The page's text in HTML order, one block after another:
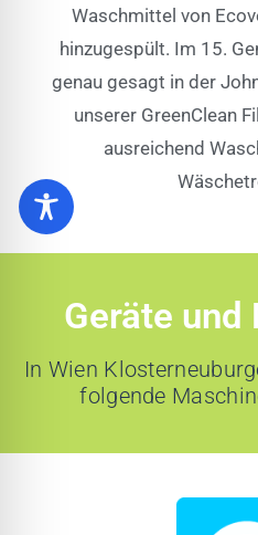
Waschmittel von
hinzugespült. Im 15.
genau gesagt in der
unserer GreenClean
ausreichend
Geräte und
In Wien
folgende